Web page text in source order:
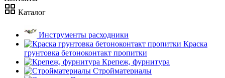
Каталог
Инструменты расходники
Краска
грунтовка бетоноконтакт пропитки
Крепеж, фурнитура
Стройматериалы